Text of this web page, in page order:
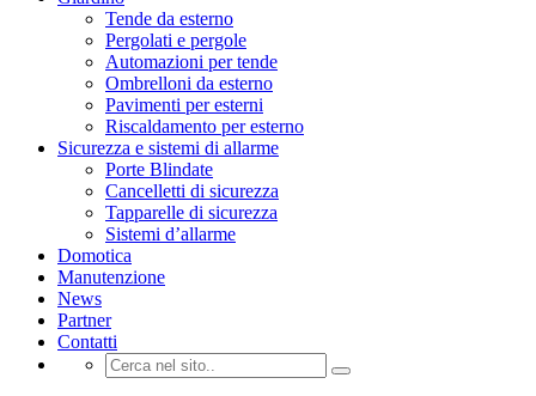
Tende da esterno
Pergolati e pergole
Automazioni per tende
Ombrelloni da esterno
Pavimenti per esterni
Riscaldamento per esterno
Sicurezza e sistemi di allarme
Porte Blindate
Cancelletti di sicurezza
Tapparelle di sicurezza
Sistemi d’allarme
Domotica
Manutenzione
News
Partner
Contatti